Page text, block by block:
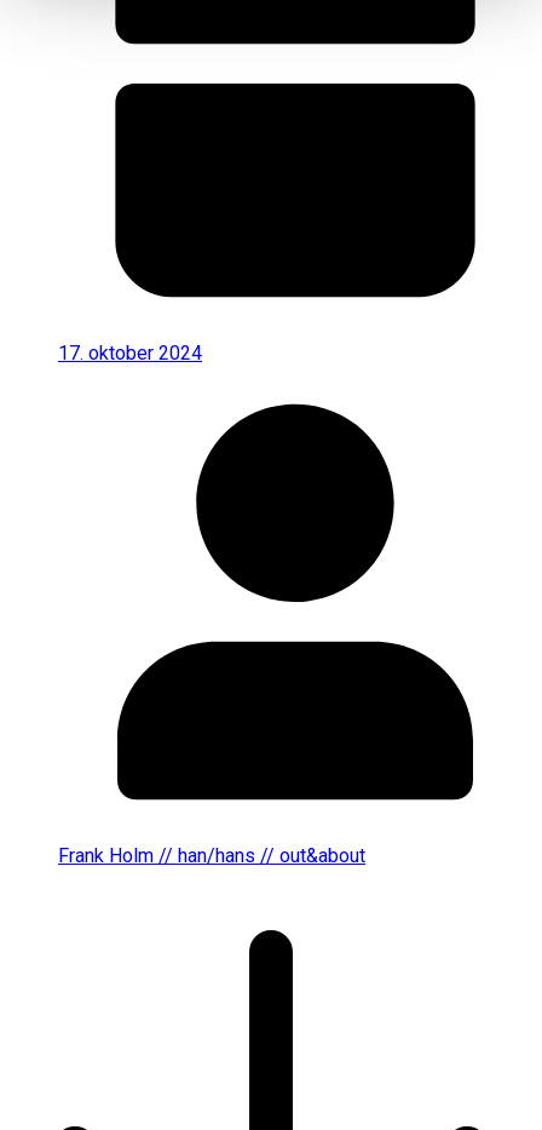
17. oktober 2024
Frank Holm // han/hans // out&about